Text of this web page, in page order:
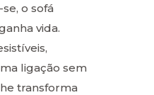
o sofá
vida.
ligação sem
transforma